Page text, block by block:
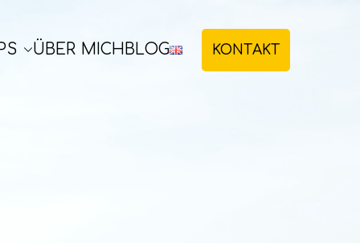
ÜBER MICH BLOG KONTAKT